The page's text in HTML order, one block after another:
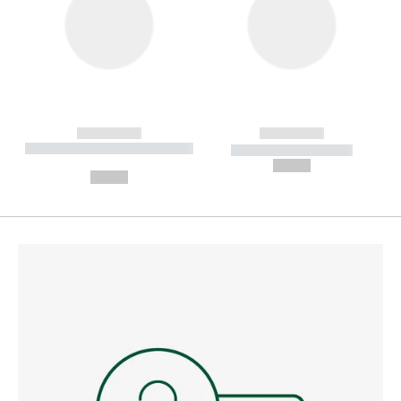
------------
----------- ----------- --------
------------
----------- -----------